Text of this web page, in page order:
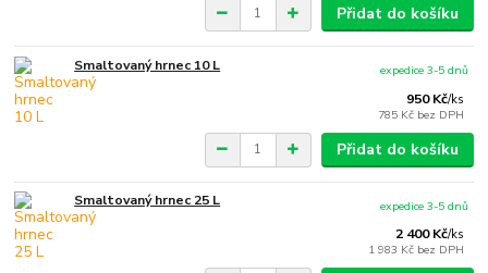
Přidat do košíku
Smaltovaný hrnec 10 L
950 Kč/ks
785 Kč bez DPH
expedice 3-5 dnů
Přidat do košíku
Smaltovaný hrnec 25 L
2 400 Kč/ks
1 983 Kč bez DPH
expedice 3-5 dnů